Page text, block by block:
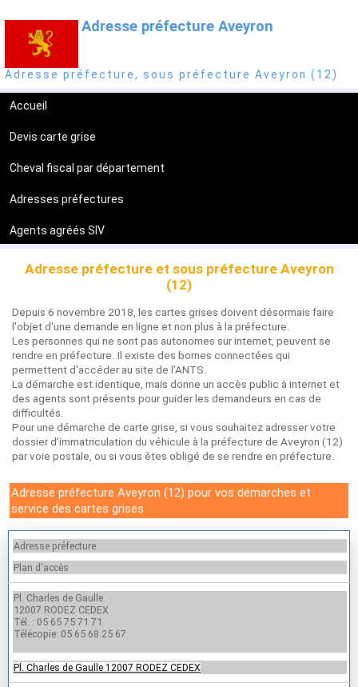
Adresse préfecture Aveyron
Adresse préfecture, sous préfecture Aveyron (12)
Accueil
Devis carte grise
Cheval fiscal par département
Adresses préfectures
Agents agréés SIV
Adresse préfecture et sous préfecture Aveyron
(12)
Depuis 6 novembre 2018, les cartes grises doivent désormais faire
l'objet d'une demande en ligne et non plus à la préfecture.
Les personnes qui ne sont pas autonomes sur internet, peuvent se
rendre en préfecture. Il existe des bornes connectées qui
permettent d'accéder au site de l'ANTS.
La démarche est identique, mais donne un accès public à internet et
des agents sont présents pour guider les demandeurs en cas de
difficultés.
Pour une démarche de carte grise, si vous souhaitez adresser votre
dossier d’immatriculation du véhicule à la préfecture de Aveyron (12)
par voie postale, ou si vous êtes obligé de se rendre en préfecture.
Adresse préfecture Aveyron (12) pour vos démarches et
service des cartes grises
Adresse préfecture
Plan d'accès
Pl. Charles de Gaulle
12007 RODEZ CEDEX
Tél. : 05 65 75 71 71
Télécopie: 05 65 68 25 67
Pl. Charles de Gaulle 12007 RODEZ CEDEX